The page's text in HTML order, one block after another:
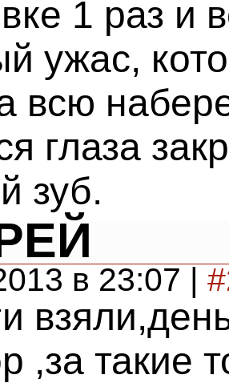
1 раз и
ужас,
всю
глаза
зуб.
в 23:07 |
,за такие